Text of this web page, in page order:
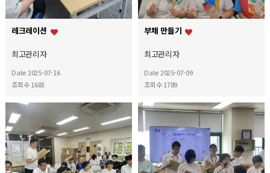
레크레이션
최고관리자
Date 2025-07-16
조회수 1683
부채 만들기
최고관리자
Date 2025-07-09
조회수 1789